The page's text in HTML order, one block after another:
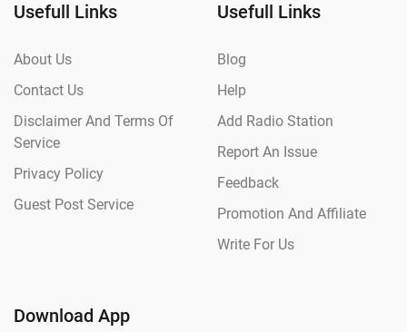
Usefull Links
About Us
Contact Us
Disclaimer And Terms Of
Service
Privacy Policy
Guest Post Service
Usefull Links
Blog
Help
Add Radio Station
Report An Issue
Feedback
Promotion And Affiliate
Write For Us
Download App